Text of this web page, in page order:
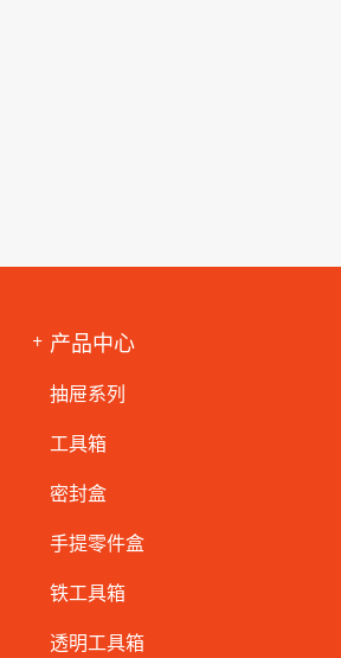
产品中心
抽屉系列
工具箱
密封盒
手提零件盒
铁工具箱
透明工具箱